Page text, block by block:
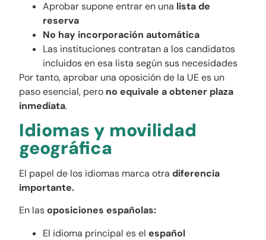
Aprobar supone entrar en una lista de
reserva
No hay incorporación automática
Las instituciones contratan a los candidatos
incluidos en esa lista según sus necesidades
Por tanto, aprobar una oposición de la UE es un
paso esencial, pero no equivale a obtener plaza
inmediata.
Idiomas y movilidad
geográfica
El papel de los idiomas marca otradiferencia
importante.
En lasoposiciones españolas:
El idioma principal es el español